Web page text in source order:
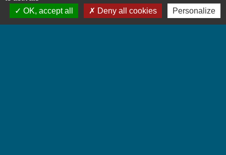
Contact par formulaire
OK, accept all
Deny all cookies Personalize